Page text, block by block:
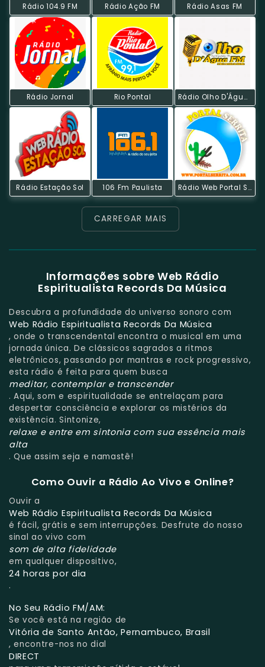
Rádio 104.9 FM Rádio Ação FM Rádio Asas FM
Rádio Jornal Rio Pontal Rádio Olho D'Água FM
Rádio Estação Sol 106 Fm Paulista Rádio Web Portal Serrita
CARREGAR MAIS
Informações sobre Web Rádio
Espiritualista Records Da Música
Descubra a profundidade do universo sonoro com
Web Rádio Espiritualista Records Da Música
, onde o transcendental encontra o musical em uma
jornada única. De clássicos sagrados a ritmos
eletrônicos, passando por mantras e rock progressivo,
esta rádio é feita para quem busca
meditar, contemplar e transcender
. Aqui, som e espiritualidade se entrelaçam para
despertar consciência e explorar os mistérios da
existência. Sintonize,
relaxe e entre em sintonia com sua essência mais
alta
. Que assim seja e namastê!
Como Ouvir a Rádio Ao Vivo e Online?
Ouvir a
Web Rádio Espiritualista Records Da Música
é fácil, grátis e sem interrupções. Desfrute do nosso
sinal ao vivo com
som de alta fidelidade
em qualquer dispositivo,
24 horas por dia
.
No Seu Rádio FM/AM:
Se você está na região de
Vitória de Santo Antão, Pernambuco, Brasil
, encontre-nos no dial
DIRECT